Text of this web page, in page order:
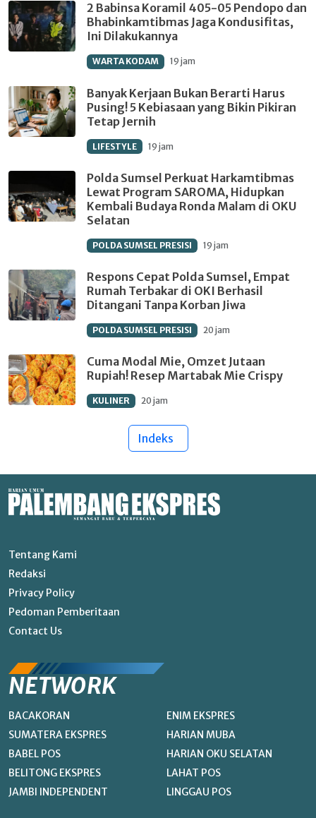
2 Babinsa Koramil 405-05 Pendopo dan
Bhabinkamtibmas Jaga Kondusifitas,
Ini Dilakukannya
WARTA KODAM 19 jam
Banyak Kerjaan Bukan Berarti Harus
Pusing! 5 Kebiasaan yang Bikin Pikiran
Tetap Jernih
LIFESTYLE 19 jam
Polda Sumsel Perkuat Harkamtibmas
Lewat Program SAROMA, Hidupkan
Kembali Budaya Ronda Malam di OKU
Selatan
POLDA SUMSEL PRESISI 19 jam
Respons Cepat Polda Sumsel, Empat
Rumah Terbakar di OKI Berhasil
Ditangani Tanpa Korban Jiwa
POLDA SUMSEL PRESISI 20 jam
Cuma Modal Mie, Omzet Jutaan
Rupiah! Resep Martabak Mie Crispy
KULINER 20 jam
Indeks
Tentang Kami
Redaksi
Privacy Policy
Pedoman Pemberitaan
Contact Us
NETWORK
BACAKORAN
SUMATERA EKSPRES
BABEL POS
BELITONG EKSPRES
JAMBI INDEPENDENT
ENIM EKSPRES
HARIAN MUBA
HARIAN OKU SELATAN
LAHAT POS
LINGGAU POS